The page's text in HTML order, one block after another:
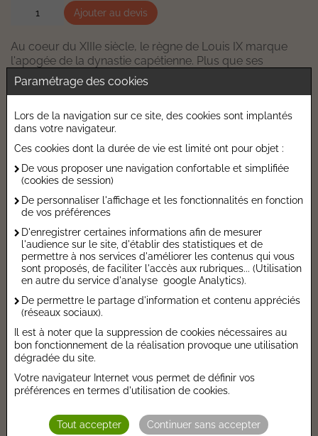
Ajouter au devis
Au coeur du XIIIe siècle, le règne de Louis IX marque
l'apogée de la dynastie capétienne. Plus que ses
prédécesseurs, celui qu'on nommera bientôt Saint Louis
renforce l'autorité royale et entend faire régner la paix et
splendides cathédrales mais se montre intraitable avec
ceux qui ne partagent pas sa foi. Découvrez les
multiples aspects de son règne !
Caractéristiques de l'ouvrage
Catégorie :
Bandes dessinées-Mangas
Date de parution :
Auteur :
Dominique Joly
Editeur :
CASTERMAN
Collection :
Série :
Histoire de France en BD - Tome 0
Autres Informations
Taux de TVA :
Prix €.HT :
Hauteur :
Paramétrage des cookies
Lors de la navigation sur ce site, des cookies sont implantés
dans votre navigateur.
Ces cookies dont la durée de vie est limité ont pour objet :
De vous proposer une navigation confortable et simplifiée
(cookies de session)
De personnaliser l'affichage et les fonctionnalités en fonction
de vos préférences
D'enregistrer certaines informations afin de mesurer
l'audience sur le site, d'établir des statistiques et de
permettre à nos services d'améliorer les contenus qui vous
sont proposés, de faciliter l'accès aux rubriques... (Utilisation
en autre du service d'analyse google Analytics).
De permettre le partage d'information et contenu appréciés
(réseaux sociaux).
Il est à noter que la suppression de cookies nécessaires au
bon fonctionnement de la réalisation provoque une utilisation
dégradée du site.
Votre navigateur Internet vous permet de définir vos
préférences en termes d'utilisation de cookies.
Tout accepter Continuer sans accepter